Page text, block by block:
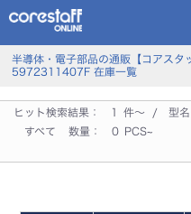
半導体・電子部品の通販【コアスタ
5972311407F 在庫一覧
ヒット検索結果： 1 件～ / 型名
すべて
数量： 0 PCS~